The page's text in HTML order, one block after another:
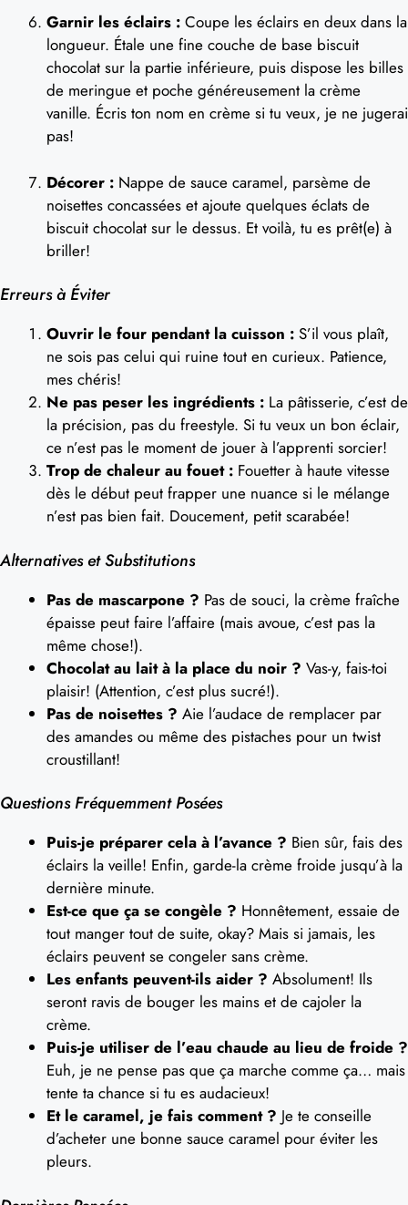
Garnir les éclairs : Coupe les éclairs en deux dans la
longueur. Étale une fine couche de base biscuit
chocolat sur la partie inférieure, puis dispose les billes
de meringue et poche généreusement la crème
vanille. Écris ton nom en crème si tu veux, je ne jugerai
pas!
Décorer : Nappe de sauce caramel, parsème de
noisettes concassées et ajoute quelques éclats de
biscuit chocolat sur le dessus. Et voilà, tu es prêt(e) à
briller!
Erreurs à Éviter
Ouvrir le four pendant la cuisson : S’il vous plaît,
ne sois pas celui qui ruine tout en curieux. Patience,
mes chéris!
Ne pas peser les ingrédients : La pâtisserie, c’est de
la précision, pas du freestyle. Si tu veux un bon éclair,
ce n’est pas le moment de jouer à l’apprenti sorcier!
Trop de chaleur au fouet : Fouetter à haute vitesse
dès le début peut frapper une nuance si le mélange
n’est pas bien fait. Doucement, petit scarabée!
Alternatives et Substitutions
Pas de mascarpone ? Pas de souci, la crème fraîche
épaisse peut faire l’affaire (mais avoue, c’est pas la
même chose!).
Chocolat au lait à la place du noir ? Vas-y, fais-toi
plaisir! (Attention, c’est plus sucré!).
Pas de noisettes ? Aie l’audace de remplacer par
des amandes ou même des pistaches pour un twist
croustillant!
Questions Fréquemment Posées
Puis-je préparer cela à l’avance ? Bien sûr, fais des
éclairs la veille! Enfin, garde-la crème froide jusqu’à la
dernière minute.
Est-ce que ça se congèle ? Honnêtement, essaie de
tout manger tout de suite, okay? Mais si jamais, les
éclairs peuvent se congeler sans crème.
Les enfants peuvent-ils aider ? Absolument! Ils
seront ravis de bouger les mains et de cajoler la
crème.
Puis-je utiliser de l’eau chaude au lieu de froide ?
Euh, je ne pense pas que ça marche comme ça… mais
tente ta chance si tu es audacieux!
Et le caramel, je fais comment ? Je te conseille
d’acheter une bonne sauce caramel pour éviter les
pleurs.